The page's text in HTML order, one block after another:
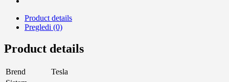
Product details
Pregledi (0)
Product details
Brend
Tesla